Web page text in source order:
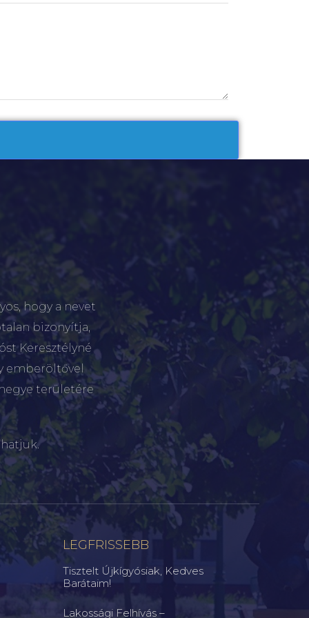
hogy a nevet
bizonyítja,
Keresztélyné
emberöltővel
területére
LEGFRISSEBB
Tisztelt Újkígyósiak, Kedves
Barátaim!
Lakossági Felhívás –